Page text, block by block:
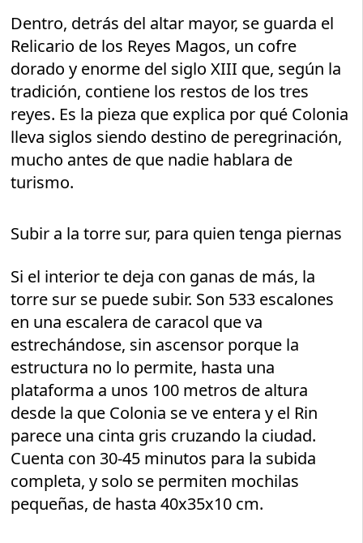
Dentro, detrás del altar mayor, se guarda el
Relicario de los Reyes Magos, un cofre
dorado y enorme del siglo XIII que, según la
tradición, contiene los restos de los tres
reyes. Es la pieza que explica por qué Colonia
lleva siglos siendo destino de peregrinación,
mucho antes de que nadie hablara de
turismo.
Subir a la torre sur, para quien tenga piernas
Si el interior te deja con ganas de más, la
torre sur se puede subir. Son 533 escalones
en una escalera de caracol que va
estrechándose, sin ascensor porque la
estructura no lo permite, hasta una
plataforma a unos 100 metros de altura
desde la que Colonia se ve entera y el Rin
parece una cinta gris cruzando la ciudad.
Cuenta con 30-45 minutos para la subida
completa, y solo se permiten mochilas
pequeñas, de hasta 40x35x10 cm.